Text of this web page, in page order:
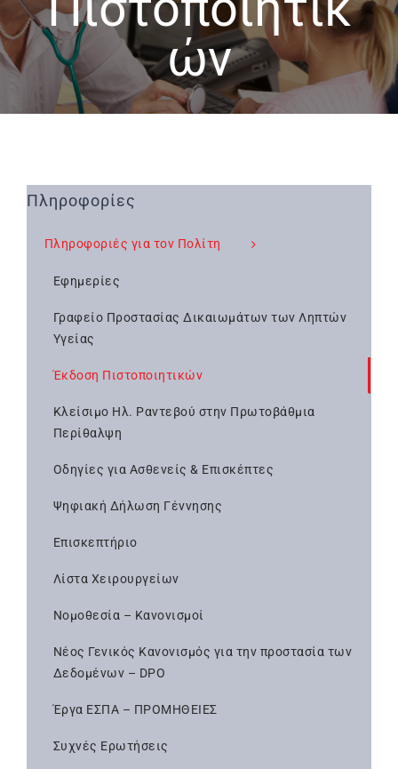
ών
Πληροφορίες
Πληροφοριές για τον Πολίτη
Εφημερίες
Γραφείο Προστασίας Δικαιωμάτων των Ληπτών
Υγείας
Έκδοση Πιστοποιητικών
Κλείσιμο Ηλ. Ραντεβού στην Πρωτοβάθμια
Περίθαλψη
Οδηγίες για Ασθενείς & Επισκέπτες
Ψηφιακή Δήλωση Γέννησης
Επισκεπτήριο
Λίστα Χειρουργείων
Νομοθεσία – Κανονισμοί
Νέος Γενικός Κανονισμός για την προστασία των
Δεδομένων – DPO
Έργα ΕΣΠΑ – ΠΡΟΜΗΘΕΙΕΣ
Συχνές Ερωτήσεις